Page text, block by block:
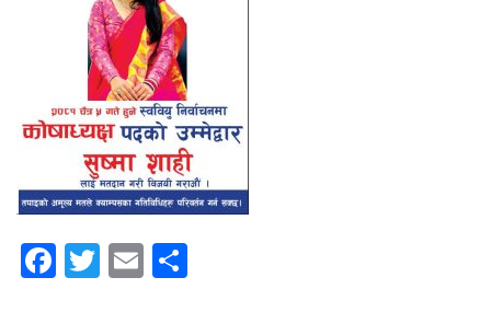
Facebook
Twitter
Email